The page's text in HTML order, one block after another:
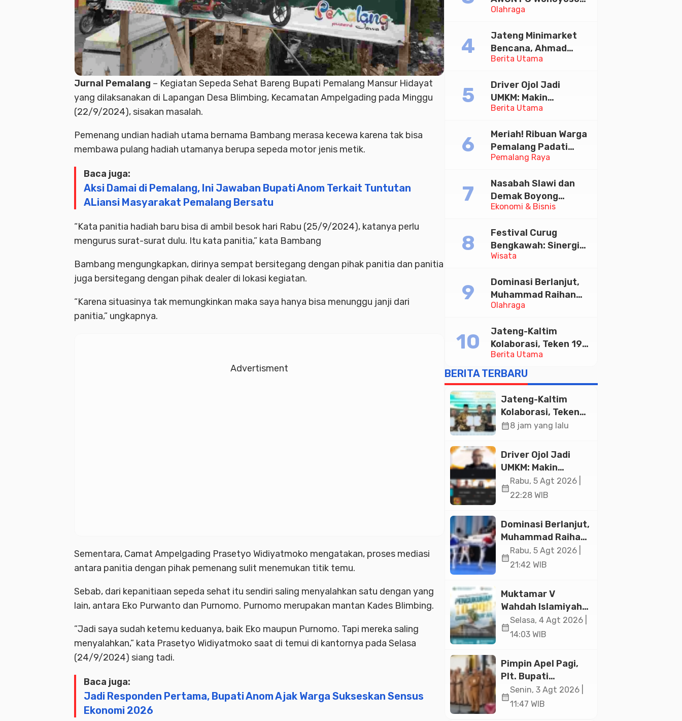
Jurnal Pemalang – Kegiatan Sepeda Sehat Bareng Bupati Pemalang Mansur Hidayat
yang dilaksanakan di Lapangan Desa Blimbing, Kecamatan Ampelgading pada Minggu
(22/9/2024), sisakan masalah.
Pemenang undian hadiah utama bernama Bambang merasa kecewa karena tak bisa
membawa pulang hadiah utamanya berupa sepeda motor jenis metik.
Baca juga:
Aksi Damai di Pemalang, Ini Jawaban Bupati Anom Terkait Tuntutan
ALiansi Masyarakat Pemalang Bersatu
“Kata panitia hadiah baru bisa di ambil besok hari Rabu (25/9/2024), katanya perlu
mengurus surat-surat dulu. Itu kata panitia,” kata Bambang
Bambang mengungkapkan, dirinya sempat bersitegang dengan pihak panitia dan panitia
juga bersitegang dengan pihak dealer di lokasi kegiatan.
“Karena situasinya tak memungkinkan maka saya hanya bisa menunggu janji dari
panitia,” ungkapnya.
Advertisment
Sementara, Camat Ampelgading Prasetyo Widiyatmoko mengatakan, proses mediasi
antara panitia dengan pihak pemenang sulit menemukan titik temu.
Sebab, dari kepanitiaan sepeda sehat itu sendiri saling menyalahkan satu dengan yang
lain, antara Eko Purwanto dan Purnomo. Purnomo merupakan mantan Kades Blimbing.
”Jadi saya sudah ketemu keduanya, baik Eko maupun Purnomo. Tapi mereka saling
menyalahkan,” kata Prasetyo Widiyatmoko saat di temui di kantornya pada Selasa
(24/9/2024) siang tadi.
Baca juga:
Jadi Responden Pertama, Bupati Anom Ajak Warga Sukseskan Sensus
Ekonomi 2026
Olahraga
Juara Bhayangkara
Berita Utama
Jateng Minimarket
Bencana, Ahmad
Luthfi Minta PMI Jadi
Berita Utama
Driver Ojol Jadi
UMKM: Makin
Sejahtera atau
Diskusi Paramadina
Pemalang Raya
Meriah! Ribuan Warga
Pemalang Padati
Kirab Festival Kamir
Ekonomi & Bisnis
Nasabah Slawi dan
Demak Boyong
Toyota Innova Zenix
Tabungan Bima Bank
Jateng
Wisata
Festival Curug
Bengkawah: Sinergi
Desa Sikasur dan
Memajukan Wisata
serta UMKM Lokal
Olahraga
Dominasi Berlanjut,
Muhammad Raihan
Fadila Sabet Emas
Taekwondo Indonesia
Open 2026
Berita Utama
Jateng-Kaltim
Kolaborasi, Teken 19
Kerja Sama Ekonomi
Senilai Rp 20,2 Triliun
BERITA TERBARU
Jateng-Kaltim
Kolaborasi, Teken
19 Kerja Sama
20,2 Triliun
calendar_month8 jam yang lalu
Driver Ojol Jadi
UMKM: Makin
Sejahtera atau
Merana? Ini
Paramadina
calendar_month
Rabu, 5 Agt 2026 |
22:28 WIB
Dominasi Berlanjut,
Muhammad Raihan
Fadila Sabet Emas
Kyorugi di Asian
Indonesia Open
2026
calendar_month
Rabu, 5 Agt 2026 |
21:42 WIB
Muktamar V
Wahdah Islamiyah
Akan Kukuhkan
10.000 Guru Al-
Istiqlal
calendar_month
Selasa, 4 Agt 2026 |
14:03 WIB
Pimpin Apel Pagi,
Plt. Bupati
Pemalang
Tekankan Disiplin
calendar_month
Senin, 3 Agt 2026 |
11:47 WIB